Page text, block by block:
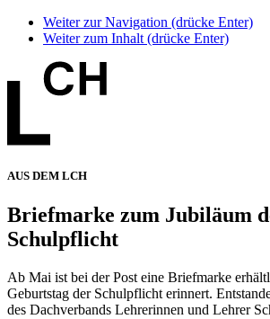
Weiter zur Navigation (drücke Enter)
Weiter zum Inhalt (drücke Enter)
AUS DEM LCH
Briefmarke zum Jubiläum
Schulpflicht
Ab Mai ist bei der Post eine Briefmarke
Geburtstag der Schulpflicht erinnert.
des Dachverbands Lehrerinnen und Lehrer